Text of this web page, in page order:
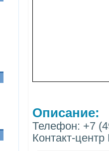
Описание:
Телефон: +7
Контакт-